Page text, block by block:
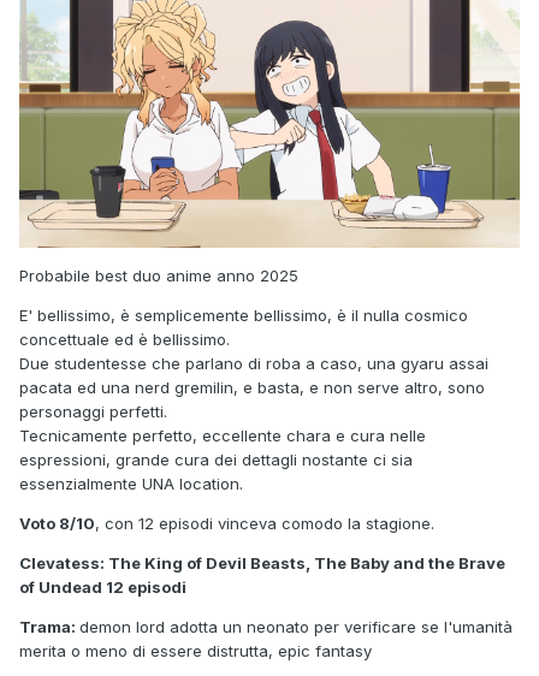
Probabile best duo anime anno 2025
E' bellissimo, è semplicemente bellissimo, è il nulla cosmico
concettuale ed è bellissimo.
Due studentesse che parlano di roba a caso, una gyaru assai
pacata ed una nerd gremilin, e basta, e non serve altro, sono
personaggi perfetti.
Tecnicamente perfetto, eccellente chara e cura nelle
espressioni, grande cura dei dettagli nostante ci sia
essenzialmente UNA location.
Voto 8/10, con 12 episodi vinceva comodo la stagione.
Clevatess: The King of Devil Beasts, The Baby and the Brave
of Undead 12 episodi
Trama: demon lord adotta un neonato per verificare se l'umanità
merita o meno di essere distrutta, epic fantasy